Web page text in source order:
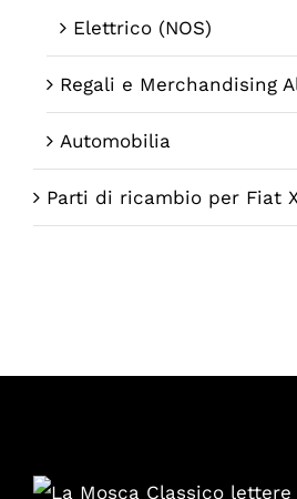
Elettrico (NOS)
Regali e Merchandising
Automobilia
Parti di ricambio per Fiat